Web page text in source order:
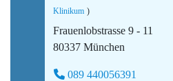
Klinikum )
Frauenlobstrasse 9 - 11
80337 München
089 440056391